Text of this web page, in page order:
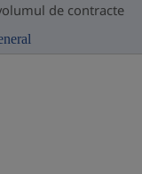
de contracte